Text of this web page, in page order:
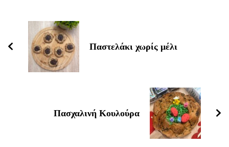
Navigation
Παστελάκι χωρίς μέλι
Πασχαλινή Κουλούρα